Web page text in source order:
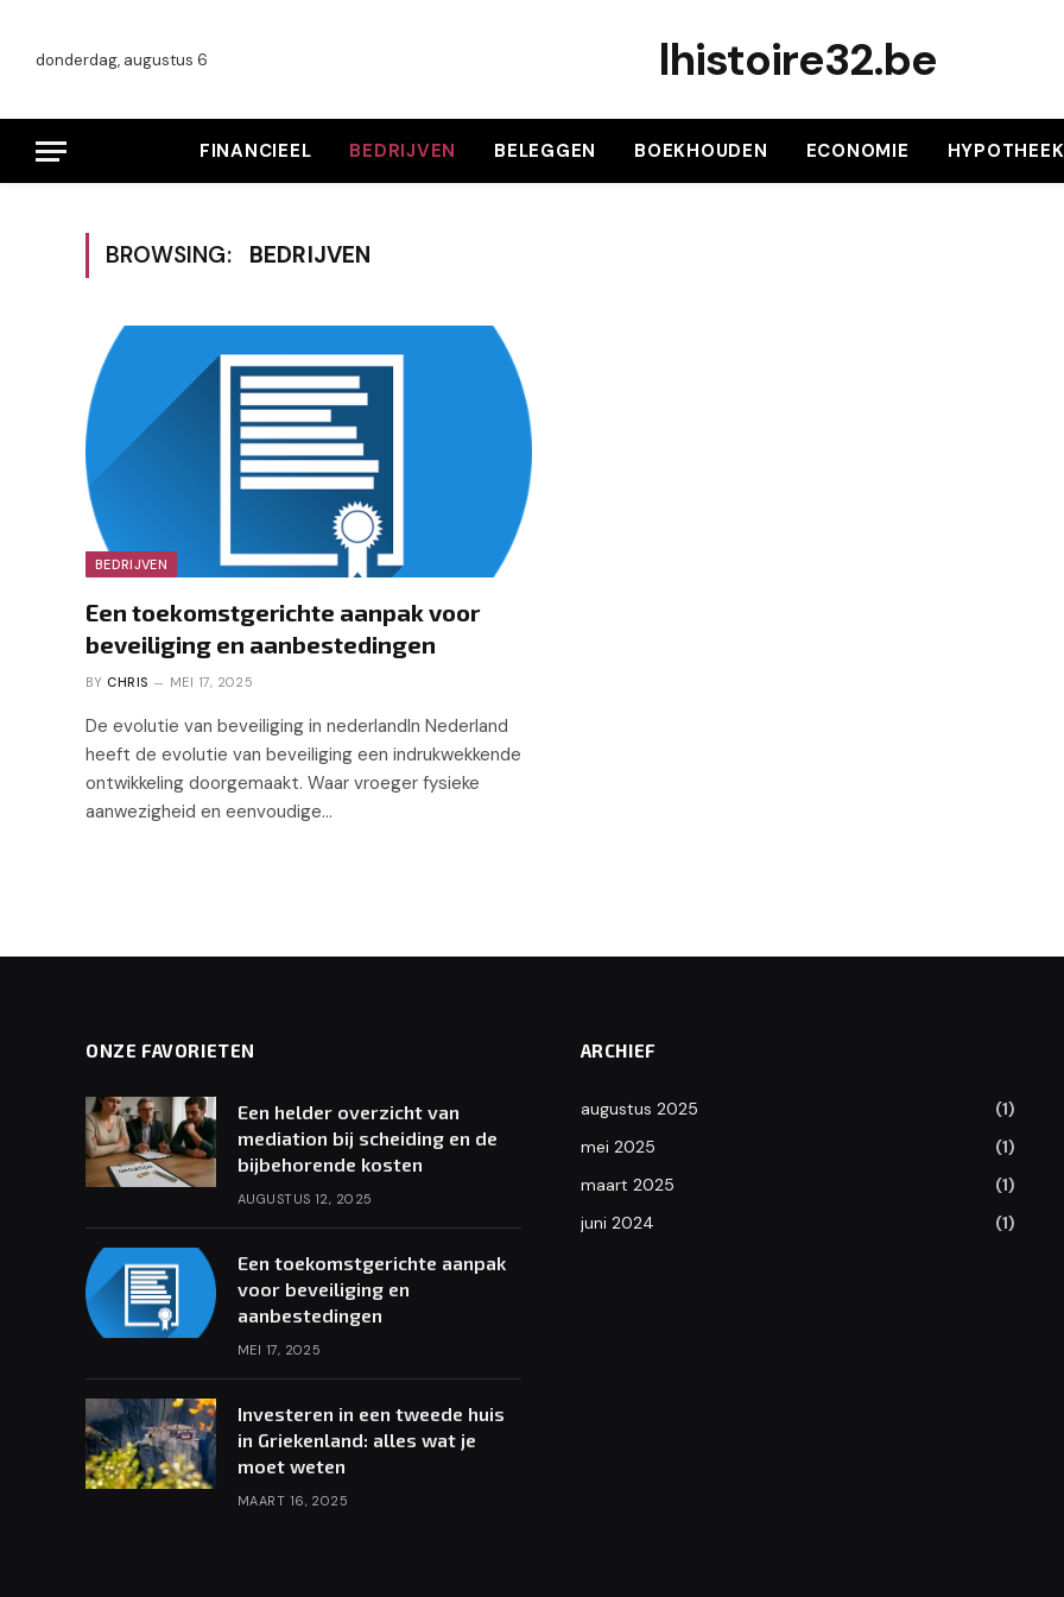
donderdag, augustus 6 lhistoire32.be
FINANCIEEL BEDRIJVEN BELEGGEN BOEKHOUDEN ECONOMIE HYPOTHEEK
BROWSING: BEDRIJVEN
BEDRIJVEN
Een toekomstgerichte aanpak voor
beveiliging en aanbestedingen
BY CHRIS MEI 17, 2025
De evolutie van beveiliging in nederlandIn Nederland
heeft de evolutie van beveiliging een indrukwekkende
ontwikkeling doorgemaakt. Waar vroeger fysieke
aanwezigheid en eenvoudige…
ONZE FAVORIETEN
Een helder overzicht van
mediation bij scheiding en de
bijbehorende kosten
AUGUSTUS 12, 2025
Een toekomstgerichte aanpak
voor beveiliging en
aanbestedingen
MEI 17, 2025
Investeren in een tweede huis
in Griekenland: alles wat je
moet weten
MAART 16, 2025
ARCHIEF
augustus 2025
(1)
mei 2025
(1)
maart 2025
(1)
juni 2024
(1)